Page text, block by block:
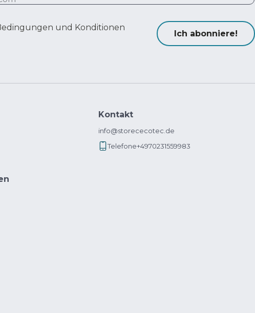
und Konditionen
Ich abonniere!
Kontakt
info@storececotec.de
Telefone+4970231559983